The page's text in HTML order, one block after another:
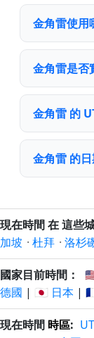
金角雷使用
金角雷是否
金角雷 的
金角雷 的
現在時間 在 這些
加坡 · 杜拜 · 洛杉
國家目前時間：
德國 | 🇯🇵 日本 |
現在時間 時區: